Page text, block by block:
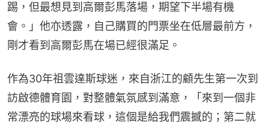
踢，但最想見到高爾彭馬落場，期望下半場有機
會。」他亦透露，自己購買的門票坐在低層最前方，
剛才看到高爾彭馬在場已經很滿足。
作為30年祖雲達斯球迷，來自浙江的顧先生第一次到
訪啟德體育園，對整體氣氛感到滿意，「來到一個非
常漂亮的球場來看球，這個是給我們震撼的；第二就